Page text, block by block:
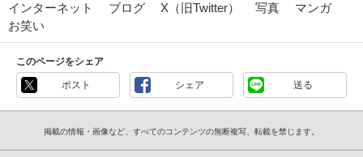
インターネット
ブログ X（旧Twitter） 写真
マンガ
お笑い
このページをシェア
ポスト シェア 送る
掲載の情報・画像など、すべてのコンテンツの無断複写、転載を禁じます。